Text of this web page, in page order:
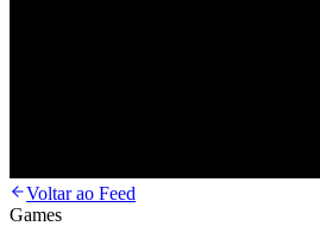
Voltar ao Feed
Games